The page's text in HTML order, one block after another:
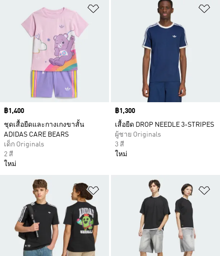
เพิ่มไปยังรายการสินค้าโปรด
Price
฿1,400
ชุดเสื้อยืดและกางเกงขาสั้น
ADIDAS CARE BEARS
เด็ก Originals
2 สี
ใหม่
Price
฿1,300
เสื้อยืด DROP NEEDLE 3-STRIPES
ผู้ชาย Originals
3 สี
ใหม่
เพิ่มไปยังรายการสินค้าโปรด